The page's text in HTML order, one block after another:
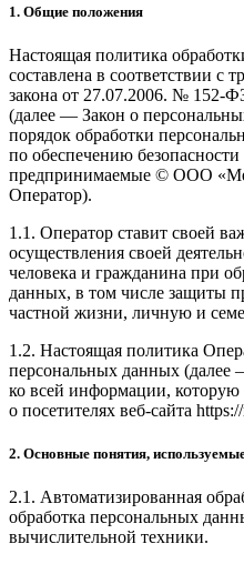
1. Общие положения
Настоящая политика
составлена в соответствии с
закона от 27.07.2006. № 152-
(далее — Закон о
порядок обработки
по обеспечению
предпринимаемые © ООО
Оператор).
1.1. Оператор ставит своей
осуществления своей
человека и гражданина при
данных, в том числе защиты
частной жизни, личную и
1.2. Настоящая политика
персональных данных (далее
ко всей информации,
о посетителях веб-сайта
2. Основные понятия,
2.1. Автоматизированная
обработка персональных
вычислительной техники.